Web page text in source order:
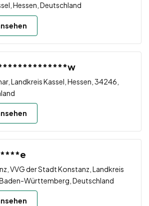
Hessen, Deutschland
Landkreis Kassel, Hessen, 34246,
VVG der Stadt Konstanz, Landkreis
Württemberg, Deutschland